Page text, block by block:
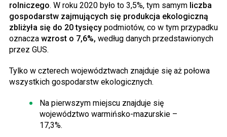
rolniczego. W roku 2020 było to 3,5%, tym samym liczba
gospodarstw zajmujących się produkcja ekologiczną
zbliżyła się do 20 tysięcy podmiotów, co w tym przypadku
oznacza wzrost o 7,6%, według danych przedstawionych
przez GUS.
Tylko w czterech województwach znajduje się aż połowa
wszystkich gospodarstw ekologicznych.
Na pierwszym miejscu znajduje się
województwo warmińsko-mazurskie –
17,3%.